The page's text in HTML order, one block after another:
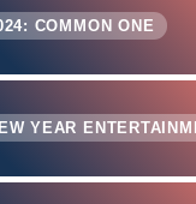
COMMON ONE
YEAR